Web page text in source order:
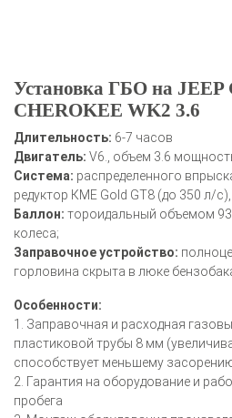
О автосервисе
Установка ГБО на JEEP
CHEROKEE WK2 3.6
Длительность: 6-7 часов
Двигатель: V6., объем 3.6
Система: распределенного
редуктор КМЕ Gold GT8 (до 350 л/
Баллон: тороидальный объемом
колеса;
Заправочное устройство:
горловина скрыта в люке
Особенности:
1. Заправочная и расходная
пластиковой трубы 8 мм
способствует меньшему
2. Гарантия на оборудование и
пробега